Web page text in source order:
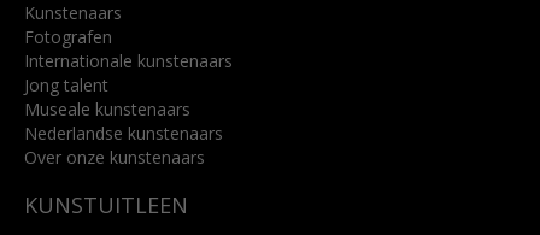
Kunstenaars
Fotografen
Internationale kunstenaars
Jong talent
Museale kunstenaars
Nederlandse kunstenaars
Over onze kunstenaars
KUNSTUITLEEN